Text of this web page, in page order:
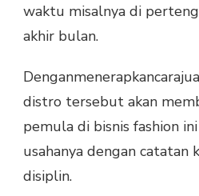
waktu misalnya di
akhir bulan.
distro tersebut akan
pemula di bisnis fashion
usahanya dengan catatan
disiplin.